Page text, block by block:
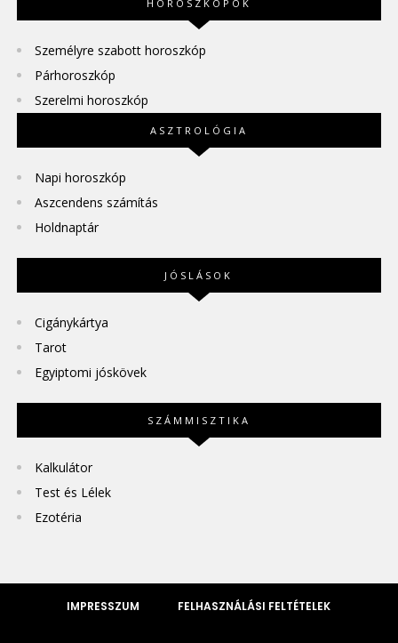
HOROSZKÓPOK
Személyre szabott horoszkóp
Párhoroszkóp
Szerelmi horoszkóp
ASZTROLÓGIA
Napi horoszkóp
Aszcendens számítás
Holdnaptár
JÓSLÁSOK
Cigánykártya
Tarot
Egyiptomi jóskövek
SZÁMMISZTIKA
Kalkulátor
Test és Lélek
Ezotéria
IMPRESSZUM FELHASZNÁLÁSI FELTÉTELEK